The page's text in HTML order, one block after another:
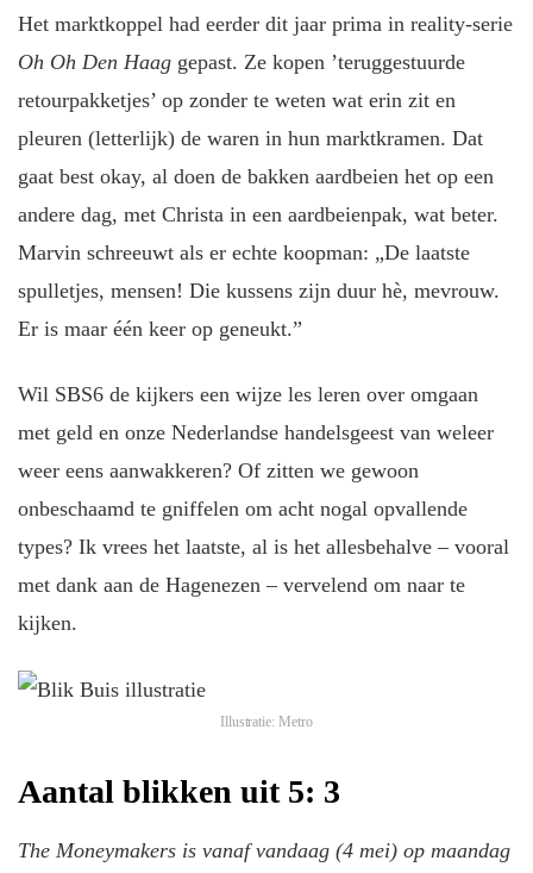
Het marktkoppel had eerder dit jaar prima in reality-serie
Oh Oh Den Haaggepast. Ze kopen ’teruggestuurde
retourpakketjes’ op zonder te weten wat erin zit en
pleuren (letterlijk) de waren in hun marktkramen. Dat
gaat best okay, al doen de bakken aardbeien het op een
andere dag, met Christa in een aardbeienpak, wat beter.
Marvin schreeuwt als er echte koopman: „De laatste
spulletjes, mensen! Die kussens zijn duur hè, mevrouw.
Er is maar één keer op geneukt.”
Wil SBS6 de kijkers een wijze les leren over omgaan
met geld en onze Nederlandse handelsgeest van weleer
weer eens aanwakkeren? Of zitten we gewoon
onbeschaamd te gniffelen om acht nogal opvallende
types? Ik vrees het laatste, al is het allesbehalve – vooral
met dank aan de Hagenezen – vervelend om naar te
kijken.
Illustratie: Metro
Aantal blikken uit 5: 3
The Moneymakers is vanaf vandaag (4 mei) op maandag